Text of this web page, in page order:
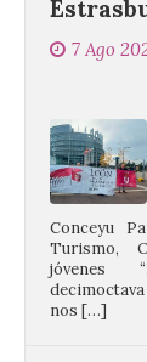
Conceyu
Turismo,
jóvenes
nos […]